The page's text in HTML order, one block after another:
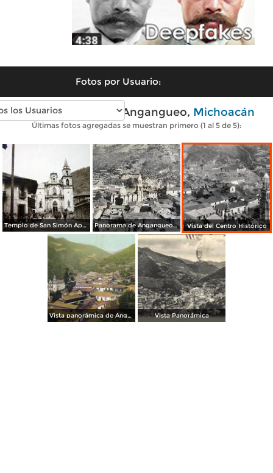
Fotos por Usuario:
Fotos antiguas de Angangueo, Michoacán
Últimas fotos agregadas se muestran primero (1 al 5 de 5):
Templo de San Simón Apóstol, en Angangueo Michoacán Panorama de Angangueo Michoacan en 1924 Vista del Centro Histórico
Vista panorámica de Angangueo Vista Panorámica